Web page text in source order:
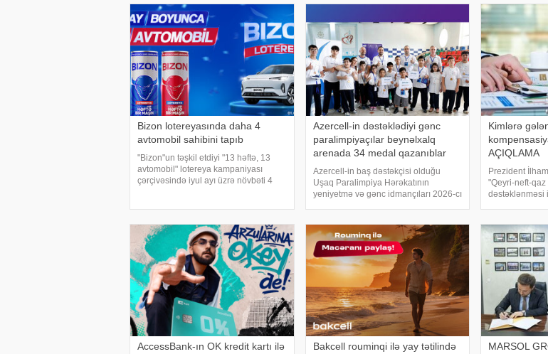
təhsilini
arasında yeni
imzalanıb.
Bizon lotereyasında daha 4
avtomobil sahibini tapıb
"Bizon"un təşkil etdiyi "13 həftə, 13
avtomobil" lotereya kampaniyası
çərçivəsində iyul ayı üzrə növbəti 4
Azercell-in dəstəklədiyi gənc
paralimpiyaçılar beynəlxalq
arenada 34 medal qazanıblar
Azercell-in baş dəstəkçisi olduğu
Uşaq Paralimpiya Hərəkatının
yeniyetmə və gənc idmançıları 2026-cı
xəbər verir ki, bu dövrdə gənc
paralimpiyaçıla
Kimlərə
AÇIQLAMA
Prezident
"Qeyri-neft-qaz
dəstəklənməsi
sahibkarlara
ödənilməsin
AccessBank-ın OK kredit kartı ilə Bakcell rouminqi ilə yay tətilində MARSOL